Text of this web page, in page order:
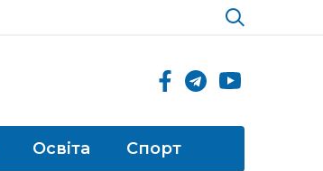
Освіта Спорт